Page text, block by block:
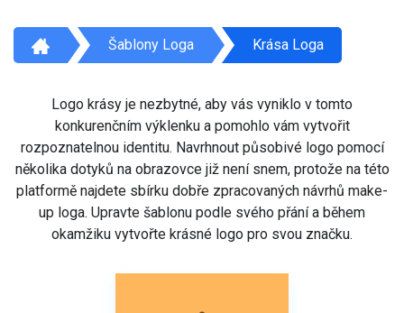
Šablony Loga Krása Loga
Logo krásy je nezbytné, aby vás vyniklo v tomto
konkurenčním výklenku a pomohlo vám vytvořit
rozpoznatelnou identitu. Navrhnout působivé logo pomocí
několika dotyků na obrazovce již není snem, protože na této
platformě najdete sbírku dobře zpracovaných návrhů make-
up loga. Upravte šablonu podle svého přání a během
okamžiku vytvořte krásné logo pro svou značku.